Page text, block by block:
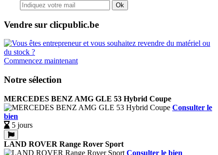
Ok
Vendre sur clicpublic.be
Commencez maintenant
Notre sélection
MERCEDES BENZ AMG GLE 53 Hybrid Coupe
Consulter le
bien
5 jours
LAND ROVER Range Rover Sport
Consulter le bien